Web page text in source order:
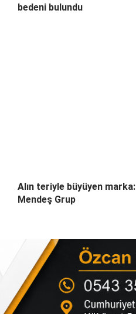
bedeni bulundu
Alın teriyle büyüyen marka:
Mendeş Grup